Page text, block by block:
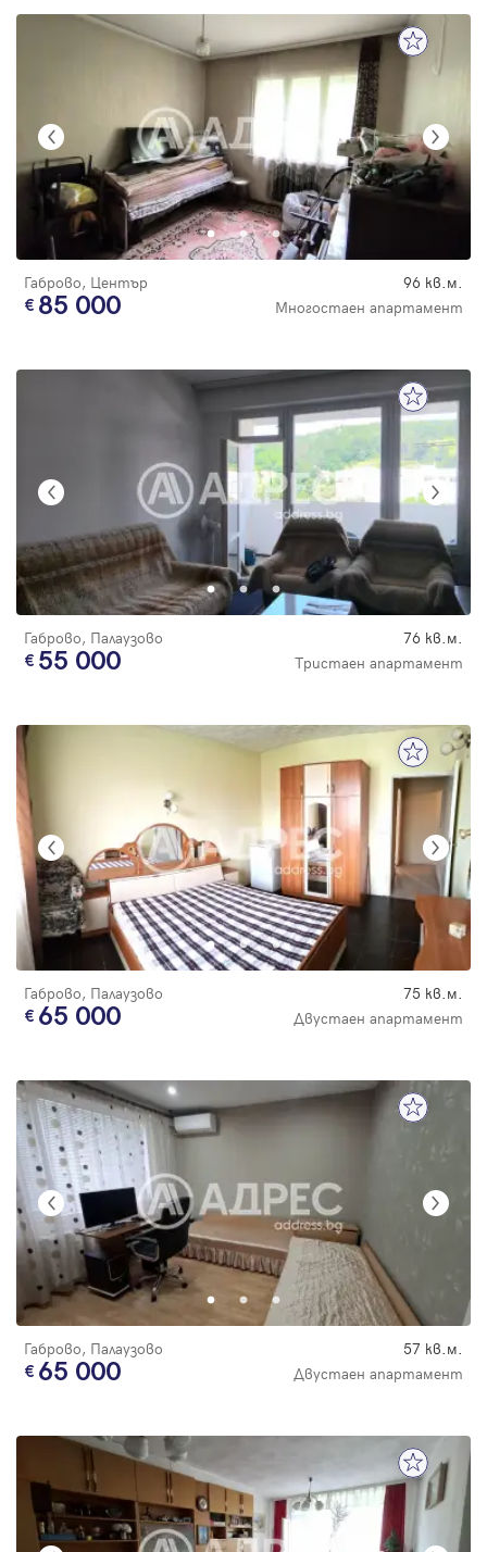
Габрово, Център 96 кв.м.
85 000 Многостаен апартамент
Габрово, Палаузово 76 кв.м.
55 000 Тристаен апартамент
Габрово, Палаузово 75 кв.м.
65 000 Двустаен апартамент
Габрово, Палаузово 57 кв.м.
65 000 Двустаен апартамент